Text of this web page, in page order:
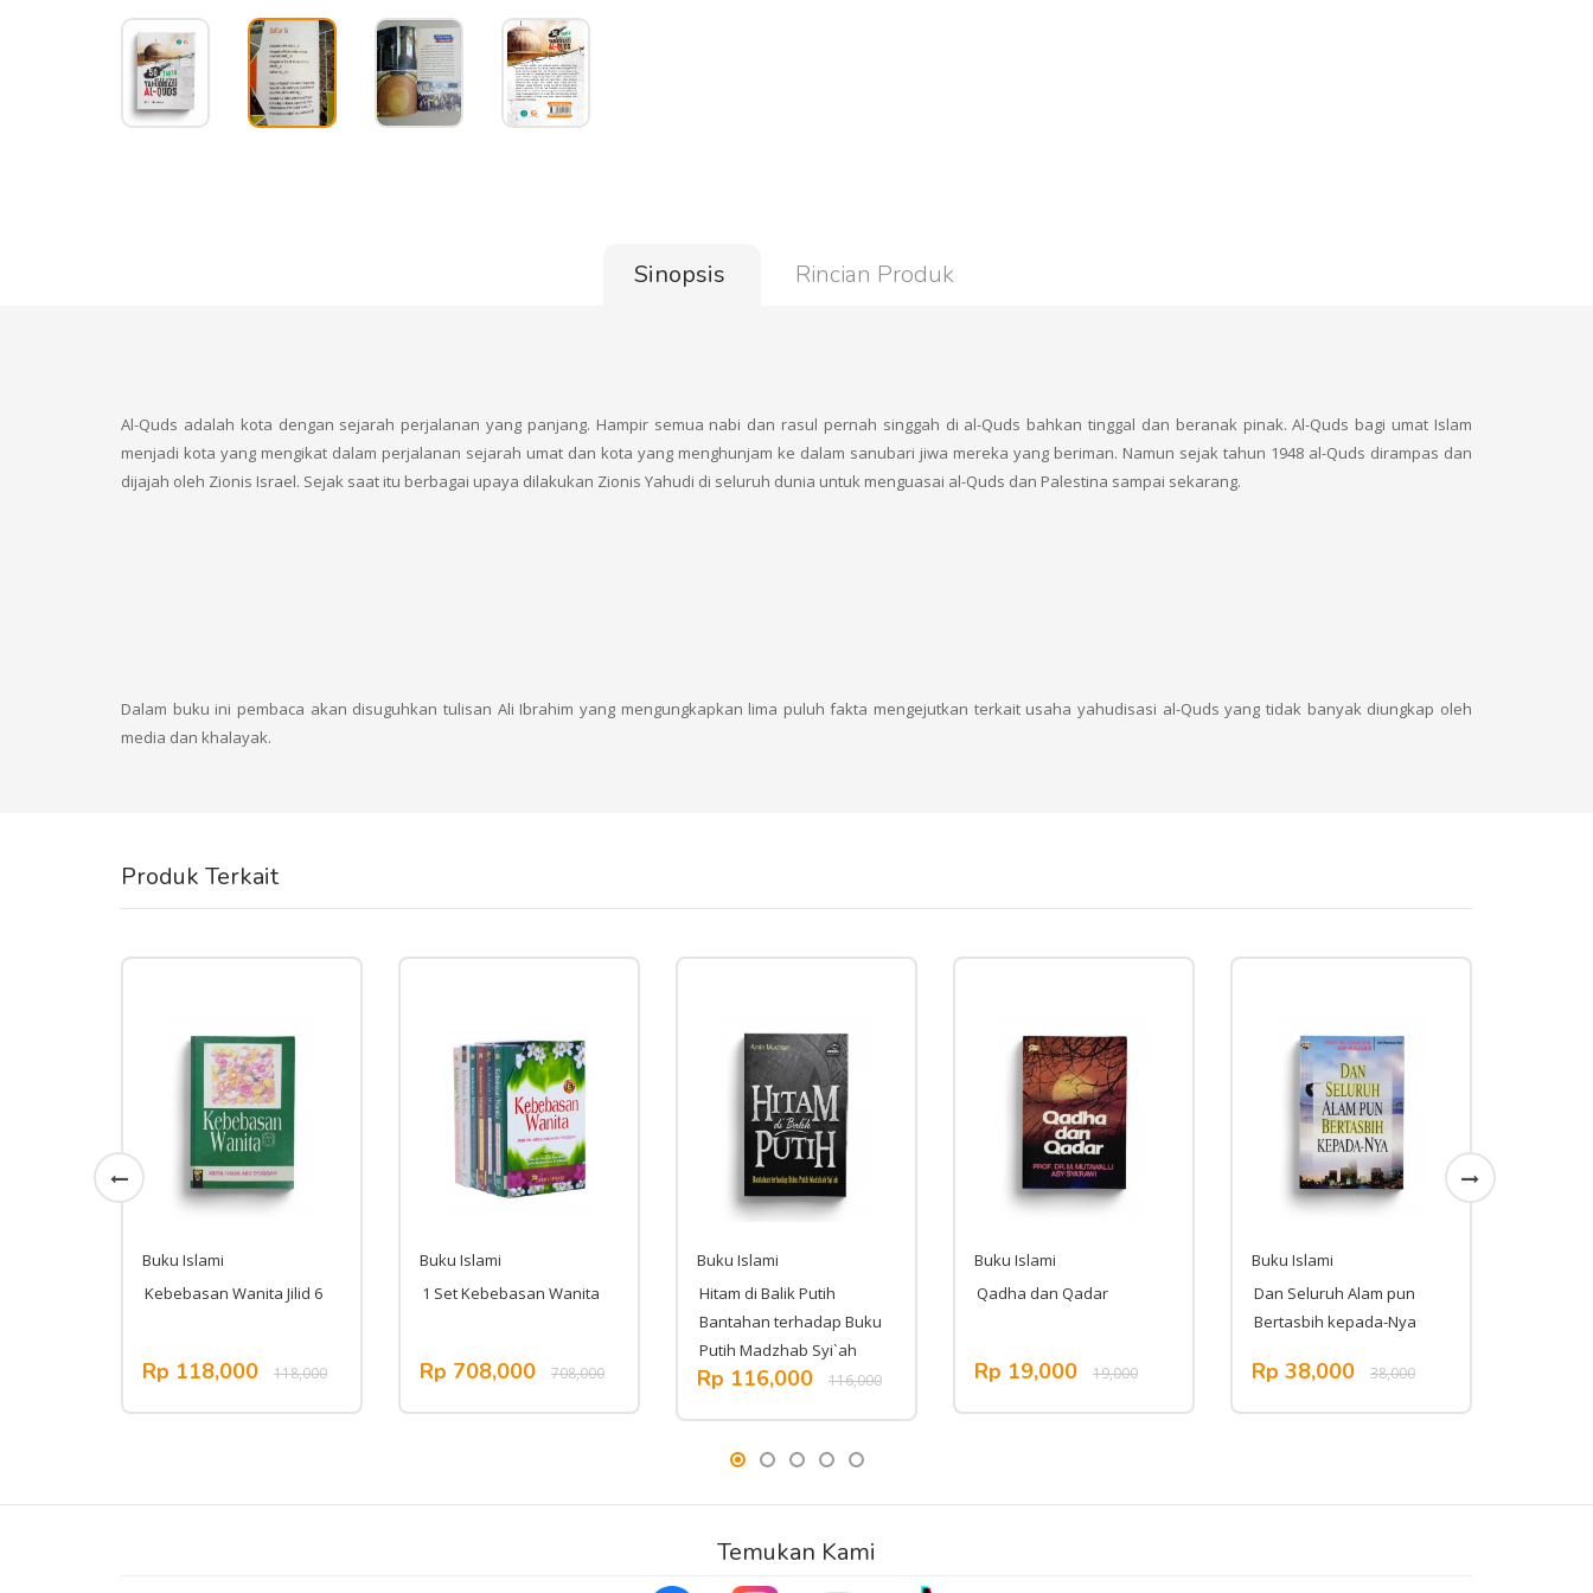
Sinopsis Rincian Produk
Al-Quds adalah kota dengan sejarah perjalanan yang panjang. Hampir semua nabi dan rasul pernah singgah di al-Quds bahkan tinggal dan beranak pinak. Al-Quds bagi umat Islam
menjadi kota yang mengikat dalam perjalanan sejarah umat dan kota yang menghunjam ke dalam sanubari jiwa mereka yang beriman. Namun sejak tahun 1948 al-Quds dirampas dan
dijajah oleh Zionis Israel. Sejak saat itu berbagai upaya dilakukan Zionis Yahudi di seluruh dunia untuk menguasai al-Quds dan Palestina sampai sekarang.
Dalam buku ini pembaca akan disuguhkan tulisan Ali Ibrahim yang mengungkapkan lima puluh fakta mengejutkan terkait usaha yahudisasi al-Quds yang tidak banyak diungkap oleh
media dan khalayak.
Produk Terkait
Buku Islami
Kebebasan Wanita Jilid 6
Rp 118,000 118,000
Buku Islami
1 Set Kebebasan Wanita
Rp 708,000 708,000
Buku Islami
Hitam di Balik Putih
Bantahan terhadap Buku
Putih Madzhab Syi`ah
Rp 116,000 116,000
Buku Islami
Qadha dan Qadar
Rp 19,000 19,000
Buku Islami
Dan Seluruh Alam pun
Bertasbih kepada-Nya
Rp 38,000 38,000
Temukan Kami